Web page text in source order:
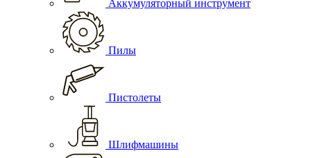
Аккумуляторный инструмент
Пилы
Пистолеты
Шлифмашины